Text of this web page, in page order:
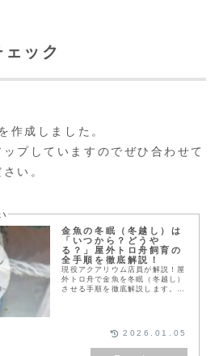
ック
作成しました。
プしていますのでぜひ合わせて
い。
金魚の冬眠（冬越し）は
「いつから？どうや
る？」屋外トロ舟飼育の
全手順を徹底解説！
現役アクアリウム店員が解説！屋
外トロ舟で金魚を冬眠（冬越し）
させる手順を徹底解説します。
2026.01.05